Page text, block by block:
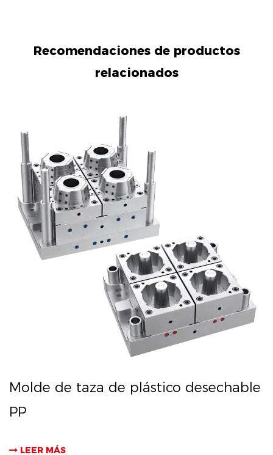
Recomendaciones de productos
relacionados
Molde de taza de plástico desechable
PP
LEER MÁS